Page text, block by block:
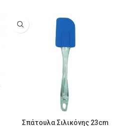
Σπάτουλα Σιλικόνης 23cm